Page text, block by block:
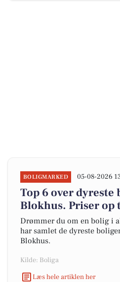
BOLIGMARKED 05-08-2026
Top 6 over
Blokhus. Priser op
Drømmer du om en bolig i
har samlet de dyreste
Blokhus.
Kilde: Boliga
Læs hele artiklen her